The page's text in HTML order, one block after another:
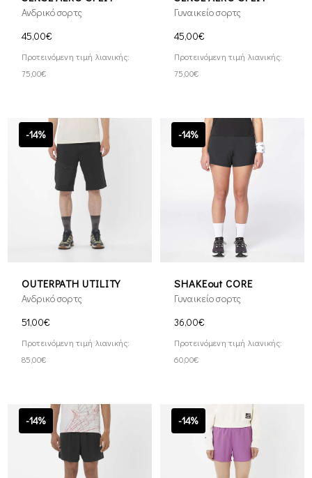
Ανδρικό σορτς
45,00€
Προτεινόμενη τιμή λιανικής:
75,00€
Γυναικείο σορτς
45,00€
Προτεινόμενη τιμή λιανικής:
75,00€
-14%
OUTERPATH UTILITY
Ανδρικό σορτς
51,00€
Προτεινόμενη τιμή λιανικής:
85,00€
-14%
SHAKEout CORE
Γυναικείο σορτς
36,00€
Προτεινόμενη τιμή λιανικής:
60,00€
-14% -14%